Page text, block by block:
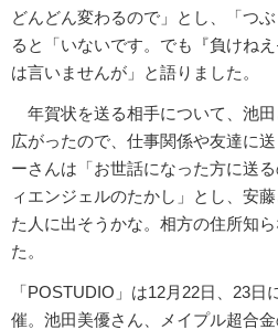
どんどん変わるので」とし、「つ
ると「いないです。でも『負けね
は言いませんが」と語りました。
年賀状を送る相手について、池
広がったので、仕事関係や友達に
ーさんは「お世話になった方に送
ィエンジェルのたかし」とし、安
た人に出そうかな。相方の住所知
た。
「POSTUDIO」は12月22日、23
催。池田美優さん、メイプル超合金